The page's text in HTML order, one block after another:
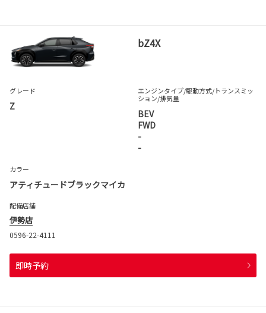
bZ4X
グレード
Z
エンジンタイプ/駆動方式/トランスミッ
ション/排気量
BEV
FWD
-
-
カラー
アティチュードブラックマイカ
配備店舗
伊勢店
0596-22-4111
即時予約